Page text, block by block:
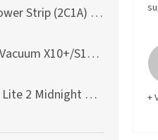
Xiaomi 20W Power Strip (2C1A) EU
je 5 z 5 hviezdičiek.
Xiaomi Robot Vacuum X10+/S10+/X10/X20+ Side Brush
je 5 z 5 hviezdičiek.
GameSir Nova Lite 2 Midnight Gray
je 5 z 5 hviezdičiek.
+